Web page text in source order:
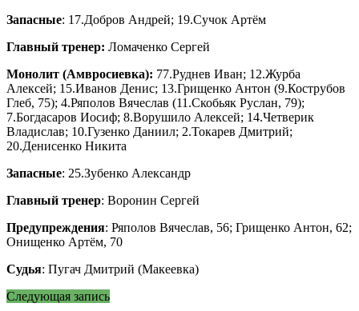
Запасные: 17.Добров Андрей; 19.Сучок Артём
Главный тренер: Ломаченко Сергей
Монолит (Амвросиевка): 77.Руднев Иван; 12.Журба
Алексей; 15.Иванов Денис; 13.Грищенко Антон (9.Кострубов
Глеб, 75); 4.Ряполов Вячеслав (11.Скобьяк Руслан, 79);
7.Богдасаров Иосиф; 8.Ворушило Алексей; 14.Четверик
Владислав; 10.Гузенко Даниил; 2.Токарев Дмитрий;
20.Денисенко Никита
Запасные: 25.Зубенко Александр
Главный тренер: Воронин Сергей
Предупреждения: Ряполов Вячеслав, 56; Грищенко Антон, 62;
Онищенко Артём, 70
Судья: Пугач Дмитрий (Макеевка)
Следующая запись